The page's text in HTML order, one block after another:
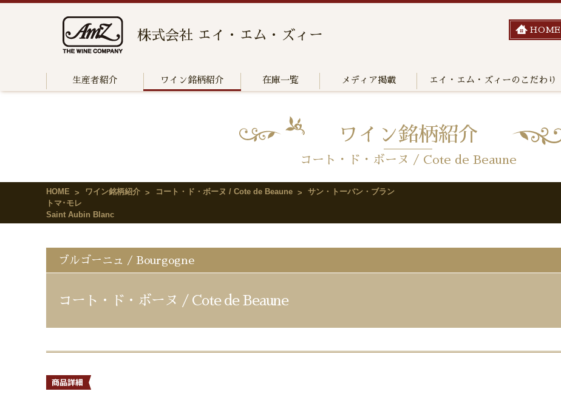
株式会社 エイ・エム・ズィー HOME
生産者紹介 ワイン銘柄紹介 在庫一覧 メディア掲載 エイ・エム・ズィーのこだわり
ワイン銘柄紹介
コート・ド・ボーヌ / Cote de Beaune
HOME ワイン銘柄紹介 コート・ド・ボーヌ / Cote de Beaune
サン・トーバン・ブラン
トマ･モレ
Saint Aubin Blanc
ブルゴーニュ / Bourgogne
コート・ド・ボーヌ / Cote de Beaune